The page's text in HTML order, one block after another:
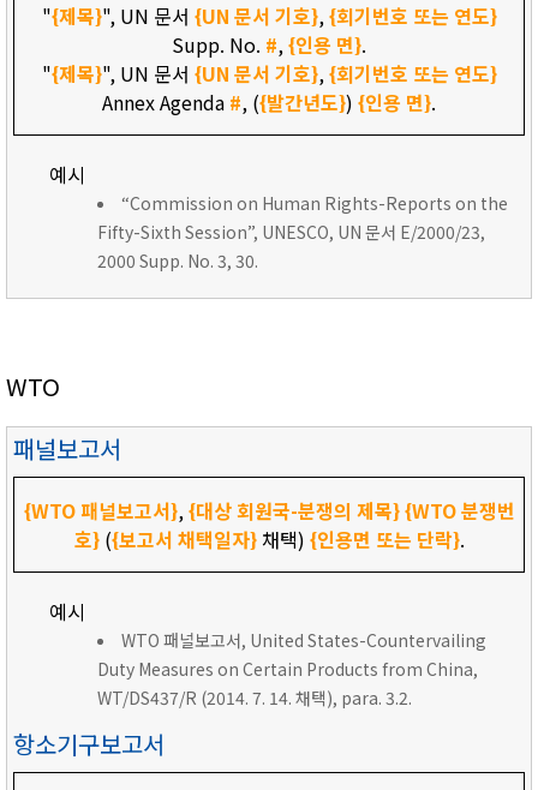
"{제목}", UN 문서 {UN 문서 기호},{회기번호 또는 연도}
Supp. No. #,{인용 면}.
"{제목}", UN 문서 {UN 문서 기호},{회기번호 또는 연도}
Annex Agenda #, ({발간년도}) {인용 면}.
예시
“Commission on Human Rights-Reports on the
Fifty-Sixth Session”, UNESCO, UN 문서 E/2000/23,
2000 Supp. No. 3, 30.
WTO
패널보고서
{WTO 패널보고서},{대상 회원국-분쟁의 제목}{WTO 분쟁번
호}({보고서 채택일자}채택) {인용면 또는 단락}.
예시
WTO 패널보고서, United States-Countervailing
Duty Measures on Certain Products from China,
WT/DS437/R (2014. 7. 14. 채택), para. 3.2.
항소기구보고서